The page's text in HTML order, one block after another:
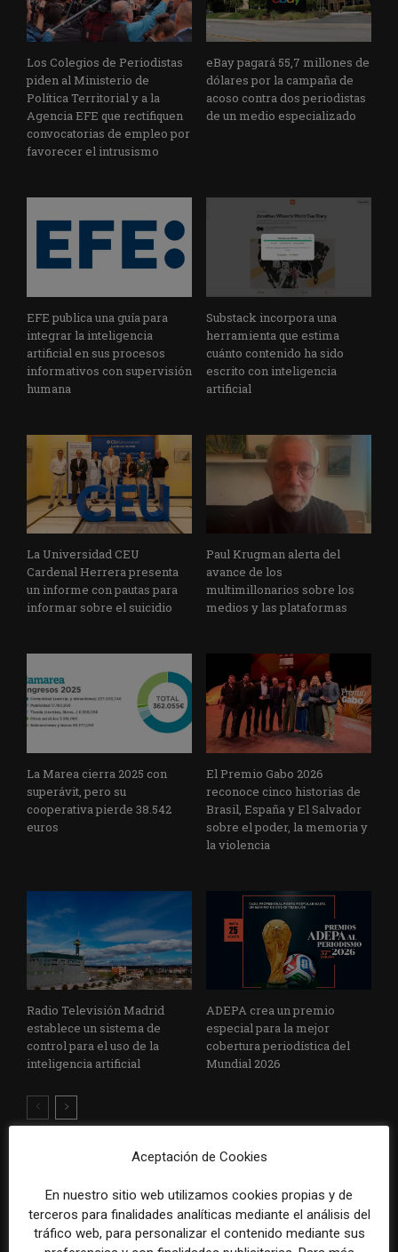
Los Colegios de Periodistas
piden al Ministerio de
Política Territorial y a la
Agencia EFE que rectifiquen
convocatorias de empleo por
favorecer el intrusismo
eBay pagará 55,7 millones de
dólares por la campaña de
acoso contra dos periodistas
de un medio especializado
EFE publica una guía para
integrar la inteligencia
artificial en sus procesos
informativos con supervisión
humana
Substack incorpora una
herramienta que estima
cuánto contenido ha sido
escrito con inteligencia
artificial
La Universidad CEU
Cardenal Herrera presenta
un informe con pautas para
informar sobre el suicidio
Paul Krugman alerta del
avance de los
multimillonarios sobre los
medios y las plataformas
La Marea cierra 2025 con
superávit, pero su
cooperativa pierde 38.542
euros
El Premio Gabo 2026
reconoce cinco historias de
Brasil, España y El Salvador
sobre el poder, la memoria y
la violencia
Radio Televisión Madrid
establece un sistema de
control para el uso de la
inteligencia artificial
ADEPA crea un premio
especial para la mejor
cobertura periodística del
Mundial 2026
Aceptación de Cookies
En nuestro sitio web utilizamos cookies propias y de
terceros para finalidades analíticas mediante el análisis del
tráfico web, para personalizar el contenido mediante sus